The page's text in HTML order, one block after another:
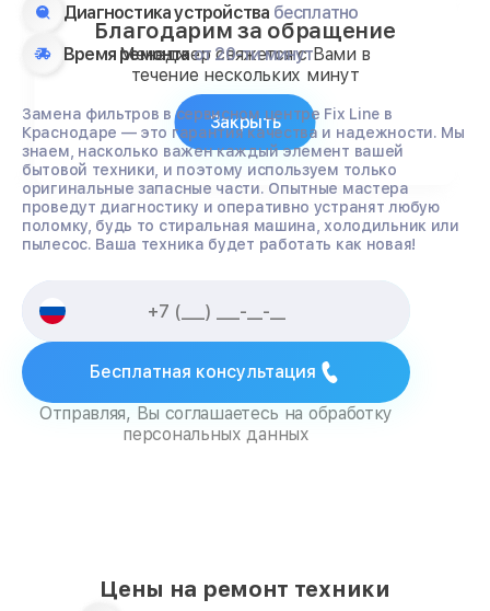
Диагностика устройства бесплатно
Время ремонта от 20-ти минут
Замена фильтров в сервисном центре Fix Line в
Краснодаре — это гарантия качества и надежности. Мы
знаем, насколько важен каждый элемент вашей
бытовой техники, и поэтому используем только
оригинальные запасные части. Опытные мастера
проведут диагностику и оперативно устранят любую
поломку, будь то стиральная машина, холодильник или
пылесос. Ваша техника будет работать как новая!
Бесплатная консультация
Отправляя, Вы соглашаетесь на обработку
персональных данных
Цены на ремонт техники
Благодарим за обращение
Менеджер свяжется с Вами в
течение нескольких минут
Закрыть